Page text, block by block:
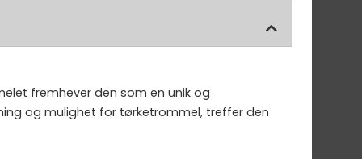
fremhever den som en unik og
og mulighet for tørketrommel, treffer den